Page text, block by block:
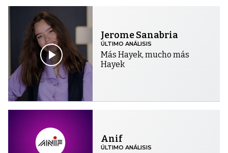
Jerome Sanabria
ÚLTIMO ANÁLISIS
Más Hayek, mucho más
Hayek
Anif
ÚLTIMO ANÁLISIS